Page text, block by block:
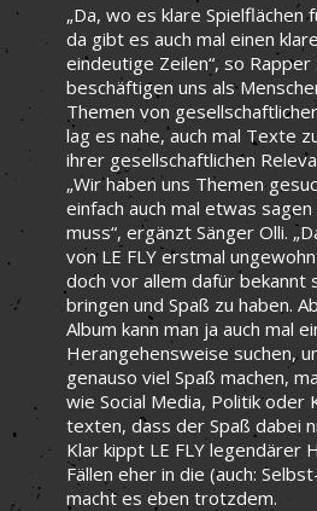
„Da, wo es klare Spielflächen
da gibt es auch mal einen
eindeutige Zeilen“, so Rapper
beschäftigen uns als
Themen von
lag es nahe, auch mal Texte
ihrer gesellschaftlichen
„Wir haben uns Themen
einfach auch mal etwas
muss“, ergänzt Sänger Olli.
von LE FLY erstmal
doch vor allem dafür bekannt
bringen und Spaß zu haben.
Album kann man ja auch mal
Herangehensweise suchen,
genauso viel Spaß machen,
wie Social Media, Politik oder
texten, dass der Spaß dabei
Klar kippt LE FLY legendärer
Fällen eher in die (auch:
macht es eben trotzdem.